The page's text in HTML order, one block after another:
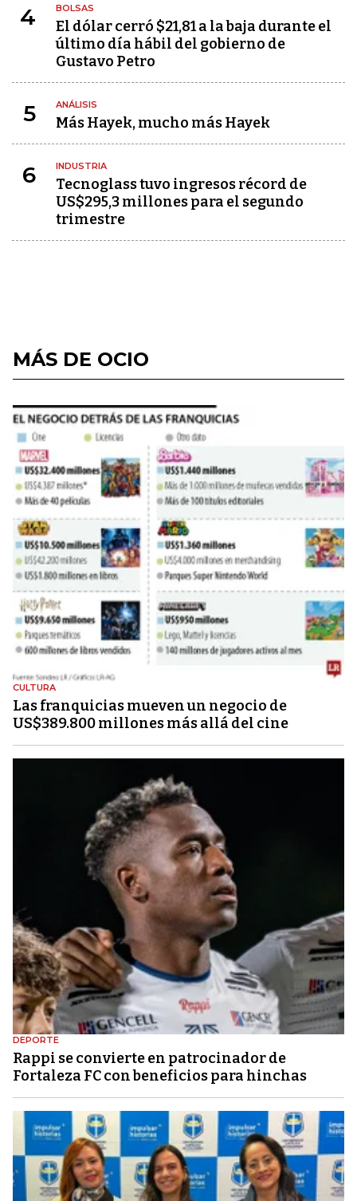
4 BOLSAS
El dólar cerró $21,81 a la baja durante el
último día hábil del gobierno de
Gustavo Petro
5 ANÁLISIS
Más Hayek, mucho más Hayek
6 INDUSTRIA
Tecnoglass tuvo ingresos récord de
US$295,3 millones para el segundo
trimestre
MÁS DE OCIO
CULTURA
Las franquicias mueven un negocio de
US$389.800 millones más allá del cine
DEPORTE
Rappi se convierte en patrocinador de
Fortaleza FC con beneficios para hinchas